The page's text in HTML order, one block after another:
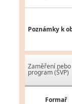
Poznámky k
Zaměření
program (ŠVP)
Formař